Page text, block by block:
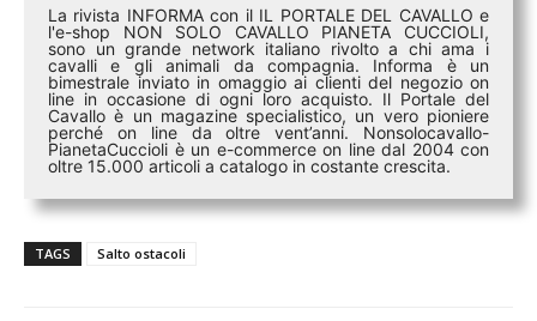
La rivista INFORMA con il IL PORTALE DEL CAVALLO e
l'e-shop NON SOLO CAVALLO PIANETA CUCCIOLI,
sono un grande network italiano rivolto a chi ama i
cavalli e gli animali da compagnia. Informa è un
bimestrale inviato in omaggio ai clienti del negozio on
line in occasione di ogni loro acquisto. Il Portale del
Cavallo è un magazine specialistico, un vero pioniere
perché on line da oltre vent’anni. Nonsolocavallo-
PianetaCuccioli è un e-commerce on line dal 2004 con
oltre 15.000 articoli a catalogo in costante crescita.
TAGS Salto ostacoli